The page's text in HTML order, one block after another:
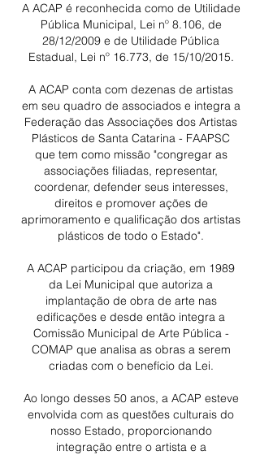
A ACAP é reconhecida como de Utilidade
Pública Municipal, Lei nº 8.106, de
28/12/2009 e de Utilidade Pública
Estadual, Lei nº 16.773, de 15/10/2015.
A ACAP conta com dezenas de artistas
em seu quadro de associados e integra a
Federação das Associações dos Artistas
Plásticos de Santa Catarina - FAAPSC
que tem como missão "congregar as
associações filiadas, representar,
coordenar, defender seus interesses,
direitos e promover ações de
aprimoramento e qualificação dos artistas
plásticos de todo o Estado".
A ACAP participou da criação, em 1989
da Lei Municipal que autoriza a
implantação de obra de arte nas
edificações e desde então integra a
Comissão Municipal de Arte Pública -
COMAP que analisa as obras a serem
criadas com o benefício da Lei.
Ao longo desses 50 anos, a ACAP esteve
envolvida com as questões culturais do
nosso Estado, proporcionando
integração entre o artista e a